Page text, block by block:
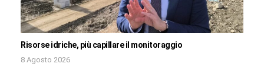
Risorse idriche, più capillare il monitoraggio
8 Agosto 2026